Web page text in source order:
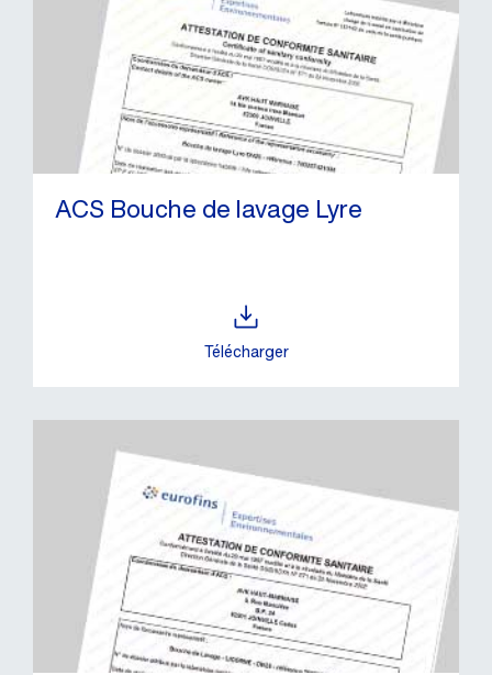
ACS Bouche de lavage Lyre
Télécharger